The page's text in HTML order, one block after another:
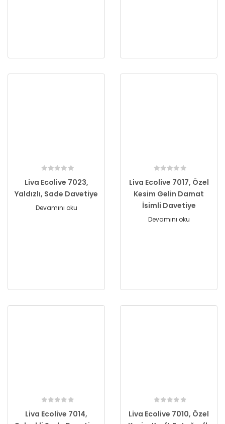
Liva Ecolive 7023,
Yaldızlı, Sade Davetiye
Devamını oku
Liva Ecolive 7017, Özel
Kesim Gelin Damat
İsimli Davetiye
Devamını oku
Liva Ecolive 7014,
Liva Ecolive 7010, Özel